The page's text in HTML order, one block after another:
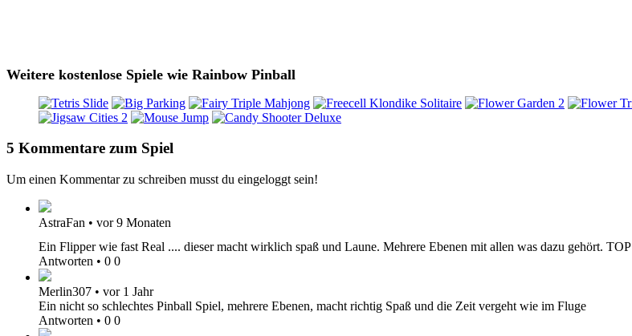
Weitere kostenlose Spiele wie Rainbow Pinball
5 Kommentare zum Spiel
Um einen Kommentar zu schreiben musst du eingeloggt sein!
AstraFan • vor 9 Monaten
Ein Flipper wie fast Real .... dieser macht wirklich spaß und Laune. Mehrere Ebenen mit allen was dazu gehört. TOP
Antworten • 0 0
Merlin307 • vor 1 Jahr
Ein nicht so schlechtes Pinball Spiel, mehrere Ebenen, macht richtig Spaß und die Zeit vergeht wie im Fluge
Antworten • 0 0